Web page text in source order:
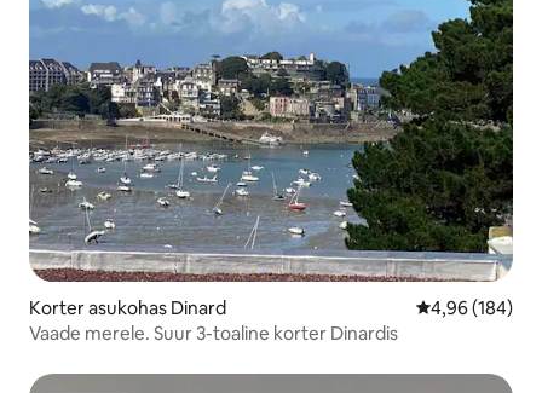
Korter asukohas Dinard Keskmine
4,96 (184)
Vaade merele. Suur 3-toaline korter Dinardis